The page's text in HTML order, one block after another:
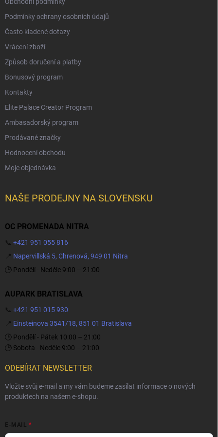
Podmínky ochrany osobních údajů
Často kladené dotazy
Vrácení zboží
Způsob doručení a platby
Bonusový program
Kontakty
Elite Palace Creator Program
Ambasadorský program
Prodávané značky
Hodnocení obchodu
Moje objednávka
NAŠE PRODEJNY NA SLOVENSKU
OC PROMENADA NITRA
📞 +421 951 055 816
📍 Napervillská 5, Chrenová, 949 01 Nitra
🕒 Pondělí - Neděle 9:00 – 21:00
AUPARK BRATISLAVA
📞 +421 951 015 930
📍 Einsteinova 3541/18, 851 01 Bratislava
🕒 Pondělí - Pátek 10:00 – 21:00
🕒 Sobota - Neděle 9:00 – 21:00
ODEBÍRAT NEWSLETTER
Vložte svůj e-mail a my vám budeme zasílat informace o nových
produktech na našem e-shopu.
E-MAIL